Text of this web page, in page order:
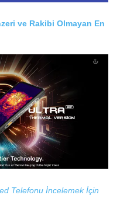
ve Rakibi Olmayan En
Telefonu İncelemek İçin